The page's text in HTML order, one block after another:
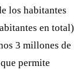
los habitantes
en total)
3 millones de
permite